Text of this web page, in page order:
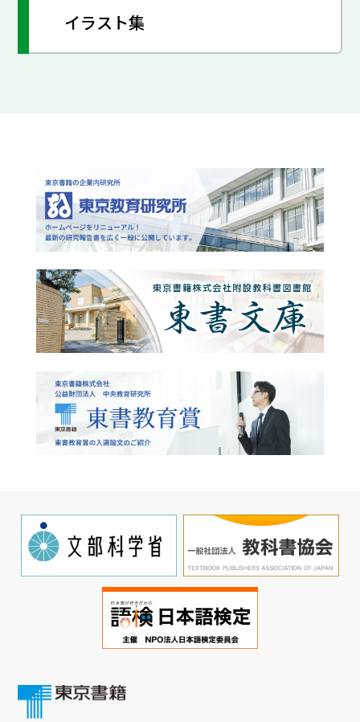
イラスト集